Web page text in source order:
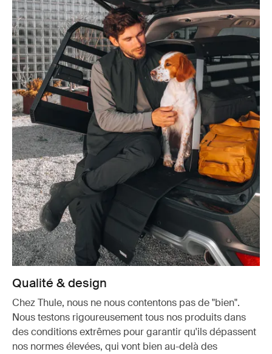
Qualité & design
Chez Thule, nous ne nous contentons pas de "bien".
Nous testons rigoureusement tous nos produits dans
des conditions extrêmes pour garantir qu'ils dépassent
nos normes élevées, qui vont bien au-delà des